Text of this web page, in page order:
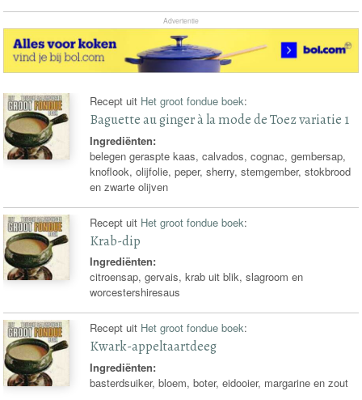
Advertentie
Recept uit Het groot fondue boek:
Baguette au ginger à la mode de Toez variatie 1
Ingrediënten:
belegen geraspte kaas, calvados, cognac, gembersap,
knoflook, olijfolie, peper, sherry, stemgember, stokbrood
en zwarte olijven
Recept uit Het groot fondue boek:
Krab-dip
Ingrediënten:
citroensap, gervais, krab uit blik, slagroom en
worcestershiresaus
Recept uit Het groot fondue boek:
Kwark-appeltaartdeeg
Ingrediënten:
basterdsuiker, bloem, boter, eidooier, margarine en zout